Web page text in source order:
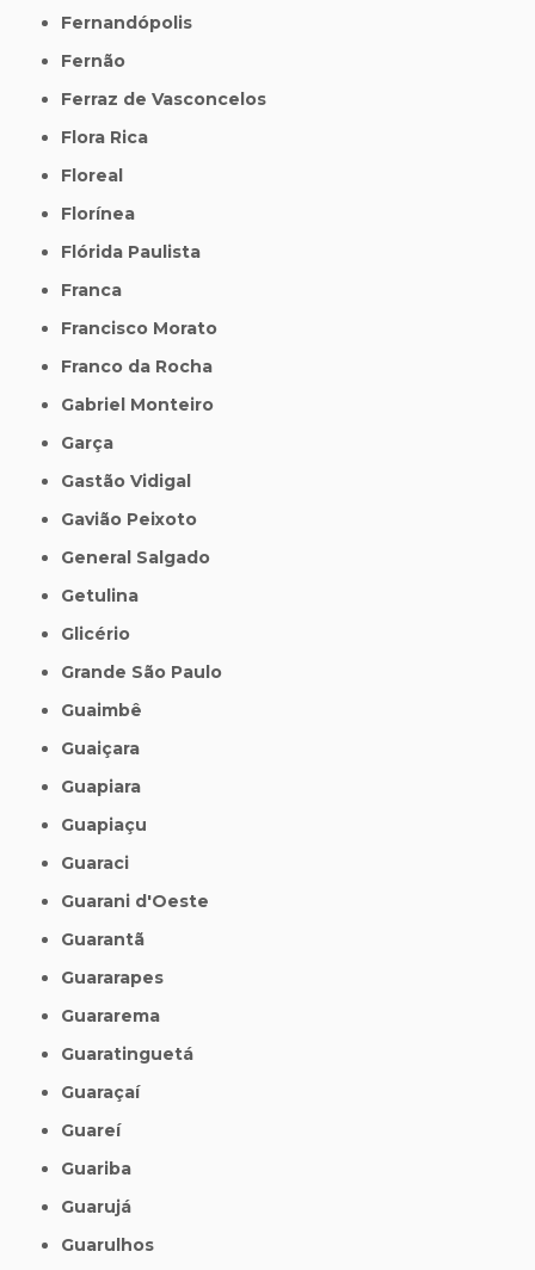
Fernandópolis
Fernão
Ferraz de Vasconcelos
Flora Rica
Floreal
Florínea
Flórida Paulista
Franca
Francisco Morato
Franco da Rocha
Gabriel Monteiro
Garça
Gastão Vidigal
Gavião Peixoto
General Salgado
Getulina
Glicério
Grande São Paulo
Guaimbê
Guaiçara
Guapiara
Guapiaçu
Guaraci
Guarani d'Oeste
Guarantã
Guararapes
Guararema
Guaratinguetá
Guaraçaí
Guareí
Guariba
Guarujá
Guarulhos